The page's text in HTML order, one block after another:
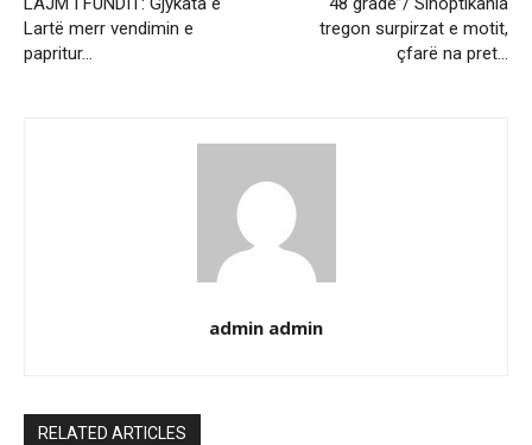
Lartë merr vendimin e
papritur…
tregon surpirzat e motit,
çfarë na pret…
admin admin
RELATED ARTICLES